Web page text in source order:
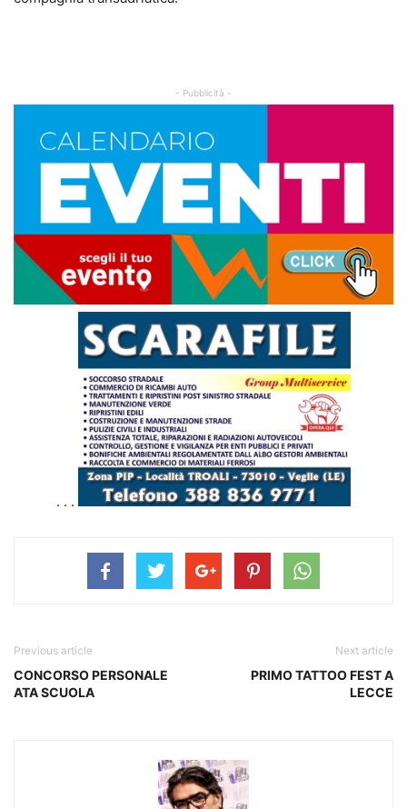
- Pubblicità -
. . .
Previous article
CONCORSO PERSONALE
ATA SCUOLA
Next article
PRIMO TATTOO FEST A
LECCE